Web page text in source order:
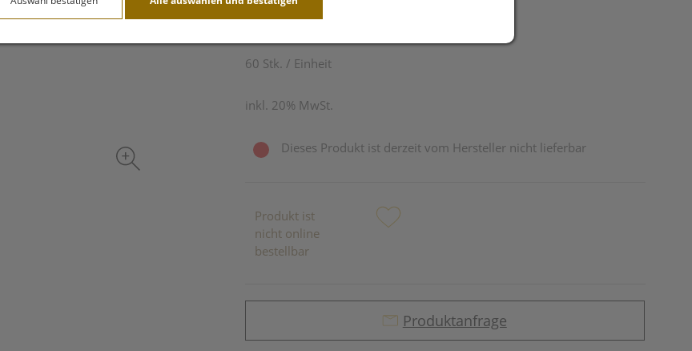
60 Stk. / Einheit
inkl. 20% MwSt.
Dieses Produkt ist derzeit vom Hersteller nicht lieferbar
Produkt ist
nicht online
bestellbar
Produktanfrage